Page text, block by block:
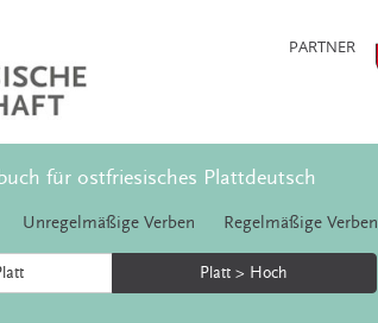
PARTNER
für ostfriesisches Plattdeutsch
Unregelmäßige Verben Regelmäßige Verben
Platt > Hoch